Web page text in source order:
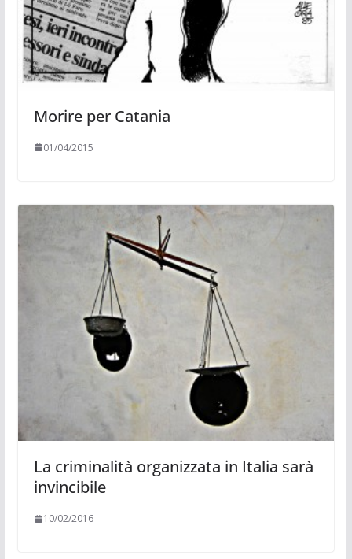
Morire per Catania
01/04/2015
La criminalità organizzata in Italia sarà
invincibile
10/02/2016